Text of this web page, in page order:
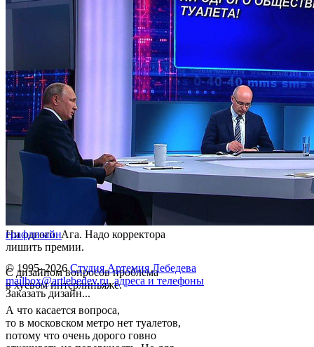
Ни одгого. Ага. Надо корректора
лишить премии.
С дизайном вопросов проблема
в хуевом интерлиньяже.
А что касается вопроса,
то в московском метро нет туалетов,
потому что очень дорого говно
графдизайн
© 1995–2026 Студия Артемия Лебедева
mailbox@artlebedev.ru, адреса и телефоны
Заказать дизайн...